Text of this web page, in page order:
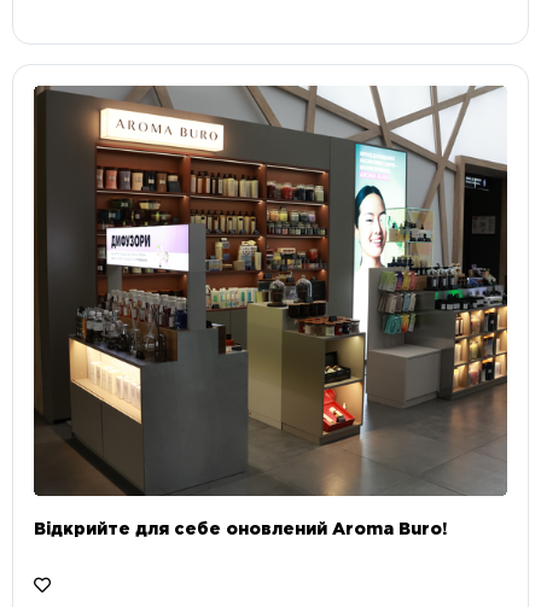
Відкрийте для себе оновлений Aroma Buro! ⠀